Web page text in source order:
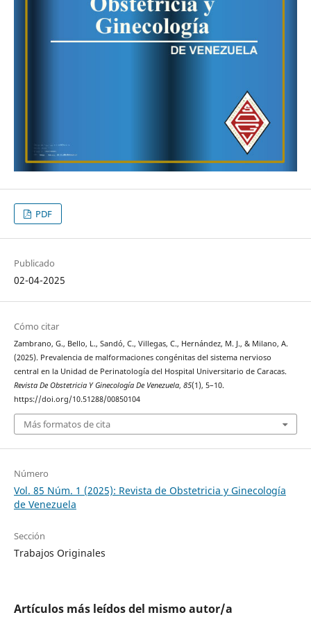
PDF
Publicado
02-04-2025
Cómo citar
Zambrano, G., Bello, L., Sandó, C., Villegas, C., Hernández, M. J., & Milano, A.
(2025). Prevalencia de malformaciones congénitas del sistema nervioso
central en la Unidad de Perinatología del Hospital Universitario de Caracas.
Revista De Obstetricia Y Ginecología De Venezuela, 85(1), 5–10.
https://doi.org/10.51288/00850104
Más formatos de cita
Número
Vol. 85 Núm. 1 (2025): Revista de Obstetricia y Ginecología
de Venezuela
Sección
Trabajos Originales
Artículos más leídos del mismo autor/a